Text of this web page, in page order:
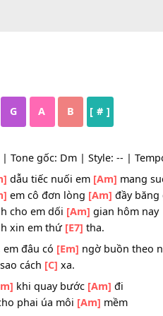
G A B [ # ]
-- | Tone gốc: Dm | Style: -- |
[Em] dẫu tiếc nuối em
[Em]em cô đơn lòng[Am]
anh cho em dối
anh xin em thứ[E7]tha.
em đâu có[Em]